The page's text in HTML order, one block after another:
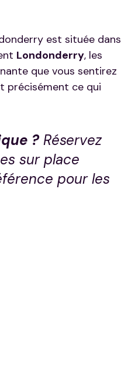
est située dans
Londonderry, les
que vous sentirez
précisément ce qui
? Réservez
sur place
pour les